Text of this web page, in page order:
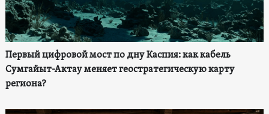
Первый цифровой мост по дну Каспия: как кабель
Сумгайыт-Актау меняет геостратегическую карту
региона?